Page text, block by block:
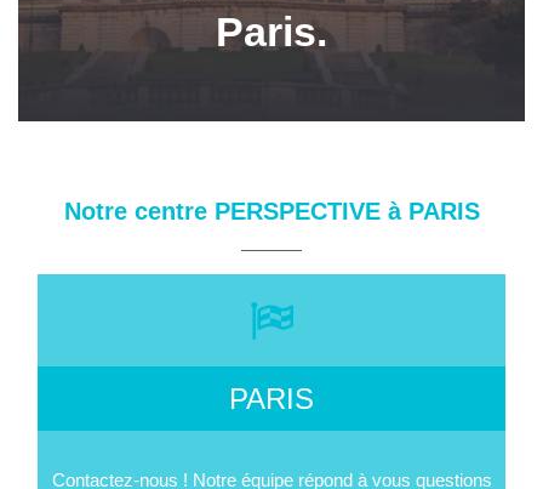
Paris.
Notre centre PERSPECTIVE à PARIS
PARIS
Contactez-nous ! Notre équipe répond à vous questions